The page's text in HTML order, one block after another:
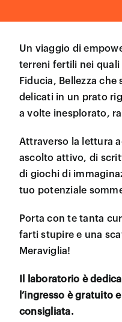
Un viaggio di
terreni fertili nei quali
Fiducia, Bellezza
delicati in un prato
a volte inesplorato,
Attraverso la lettura
ascolto attivo, di
di giochi di
tuo potenziale
Porta con te tanta
farti stupire e una
Meraviglia!
Il laboratorio è
l’ingresso è gratuito
consigliata.